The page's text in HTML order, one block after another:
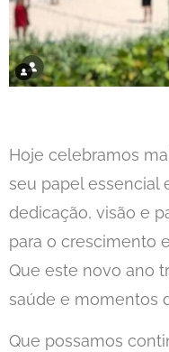
Hoje celebramos
seu papel essencial
dedicação, visão e
para o crescimento
Que este novo ano
saúde e momentos
Que possamos